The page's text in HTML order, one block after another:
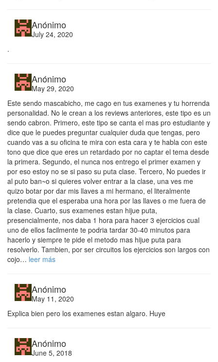
Anónimo
July 24, 2020
.
Anónimo
May 29, 2020
Este sendo mascabicho, me cago en tus examenes y tu horrenda
personalidad. No le crean a los reviews anteriores, este tipo es un
sendo cabron. Primero, este tipo se canta el mas pro estudiante y
dice que le puedes preguntar cualquier duda que tengas, pero
cuando vas a su oficina te mira con esta cara y te habla con este
tono que dice que eres un retardado por no captar el tema desde
la primera. Segundo, el nunca nos entrego el primer examen y
por eso estoy no se si paso su puta clase. Tercero, No puedes ir
al puto ban~o si quieres volver entrar a la clase, una ves me
quizo botar por dar mis llaves a mi hermano, el literalmente
pretendia que el esperaba una hora por las llaves o me fuera de
la clase. Cuarto, sus examenes estan hijue puta,
presencialmente, nos daba 1 hora para hacer 3 ejercicios cual
uno de ellos facilmente te podria tardar 30-40 minutos para
hacerlo y siempre te pide el metodo mas hijue puta para
resolverlo. Tambien, por ser circuitos los ejercicios son largos con
cojo… leer más
Anónimo
May 11, 2020
Explica bien pero los examenes estan algaro. Huye
Anónimo
June 5, 2018